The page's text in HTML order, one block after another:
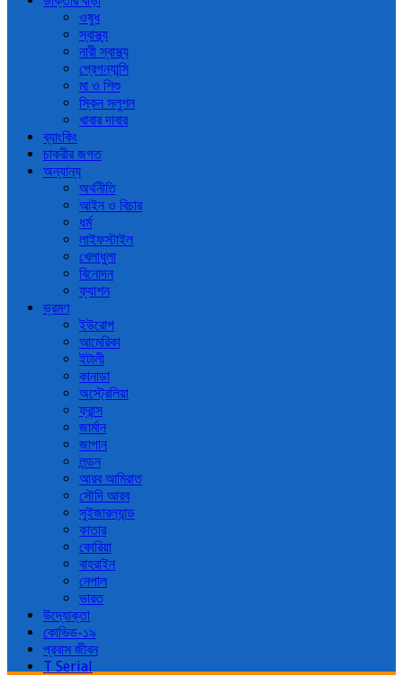
ওষুধ
স্বাস্থ্য
নারী স্বাস্থ্য
প্রেগন্যান্সি
মা ও শিশু
স্কিন সলুশন
খাবার দাবার
ব্যাংকিং
চাকরীর জগত
অন্যান্য
অর্থনীতি
আইন ও বিচার
ধর্ম
লাইফস্টাইল
খেলাধুলা
বিনোদন
ফ্যাশন
ভ্রমণ
ইউরোপ
আমেরিকা
ইটালী
কানাডা
অস্ট্রেলিয়া
ফ্রান্স
জার্মান
জাপান
লন্ডন
আরব আমিরাত
সৌদি আরব
সুইজারল্যান্ড
কাতার
কোরিয়া
বাহরাইন
নেপাল
ভারত
উদ্যোক্তা
কোভিড-১৯
প্রবাস জীবন
T Serial